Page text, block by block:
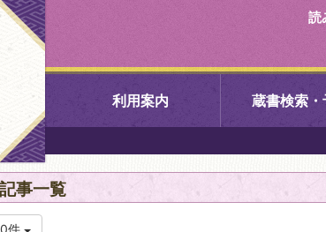
読
利用案内 蔵書検索・
中央図書館 右京
北図書館 左京
事一覧